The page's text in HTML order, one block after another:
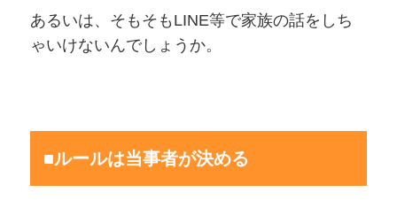
あるいは、そもそもLINE等で家族の話をしち
ゃいけないんでしょうか。
■ルールは当事者が決める